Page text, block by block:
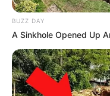
BUZZ DAY
A Sinkhole Opened Up